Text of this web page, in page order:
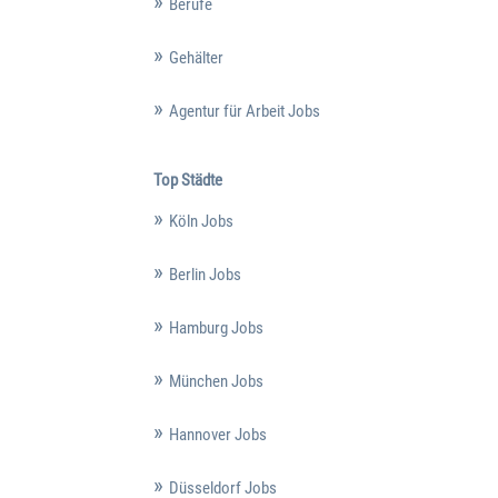
Berufe
Gehälter
Agentur für Arbeit Jobs
Top Städte
Köln Jobs
Berlin Jobs
Hamburg Jobs
München Jobs
Hannover Jobs
Düsseldorf Jobs